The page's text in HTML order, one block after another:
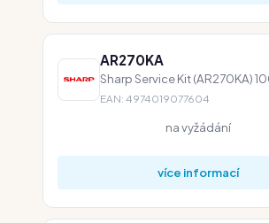
AR270KA
Sharp Service Kit (AR270KA)
EAN: 4974019077604
na vyžádání
více informací